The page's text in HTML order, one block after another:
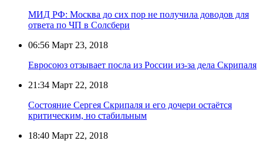
МИД РФ: Москва до сих пор не получила доводов для
ответа по ЧП в Солсбери
06:56 Март 23, 2018
Евросоюз отзывает посла из России из-за дела Скрипаля
21:34 Март 22, 2018
Состояние Сергея Скрипаля и его дочери остаётся
критическим, но стабильным
18:40 Март 22, 2018